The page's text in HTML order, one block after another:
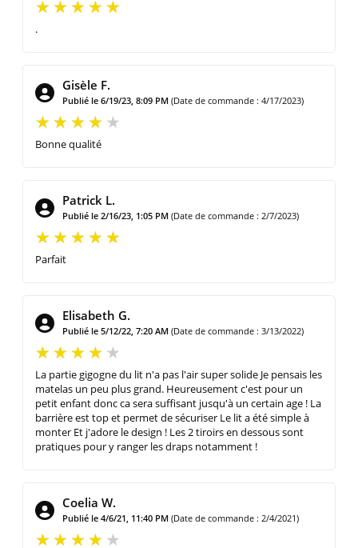
.
Gisèle F.
Publié le 6/19/23, 8:09 PM (Date de commande : 4/17/2023)
Bonne qualité
Patrick L.
Publié le 2/16/23, 1:05 PM (Date de commande : 2/7/2023)
Parfait
Elisabeth G.
Publié le 5/12/22, 7:20 AM (Date de commande : 3/13/2022)
La partie gigogne du lit n'a pas l'air super solide Je pensais les
matelas un peu plus grand. Heureusement c'est pour un
petit enfant donc ca sera suffisant jusqu'à un certain age ! La
barrière est top et permet de sécuriser Le lit a été simple à
monter Et j'adore le design ! Les 2 tiroirs en dessous sont
pratiques pour y ranger les draps notamment !
Coelia W.
Publié le 4/6/21, 11:40 PM (Date de commande : 2/4/2021)